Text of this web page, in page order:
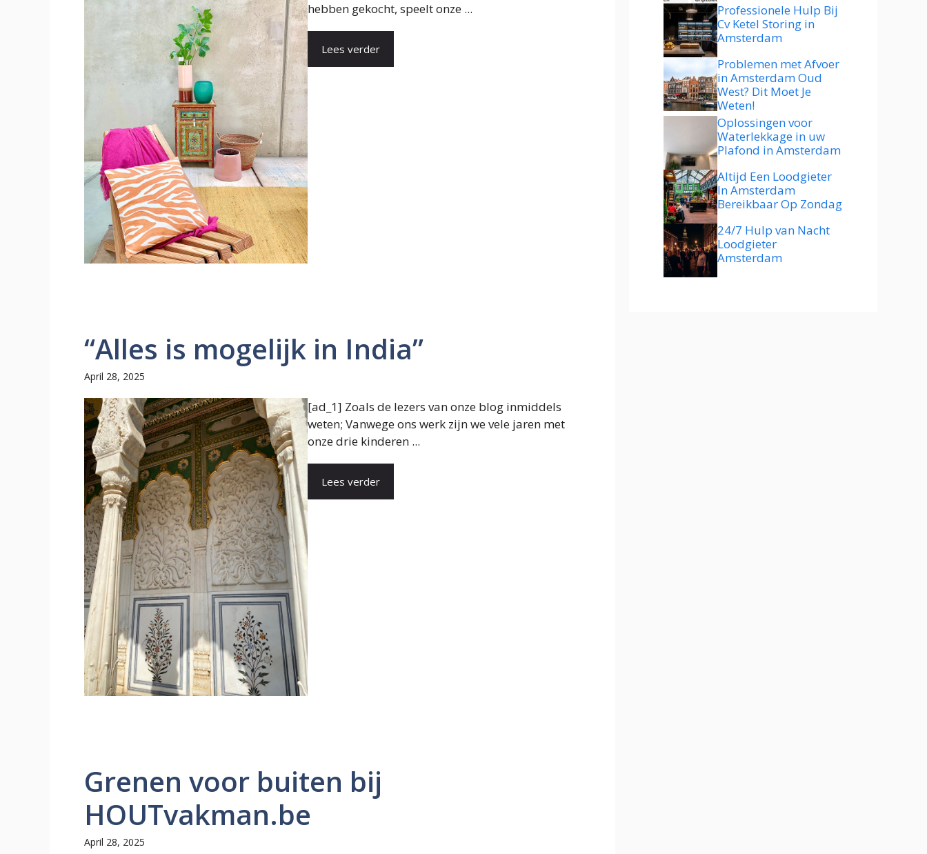
hebben gekocht, speelt onze ...
Lees verder
“Alles is mogelijk in India”
April 28, 2025
[ad_1] Zoals de lezers van onze blog inmiddels
weten; Vanwege ons werk zijn we vele jaren met
onze drie kinderen ...
Lees verder
Grenen voor buiten bij
HOUTvakman.be
April 28, 2025
Professionele Hulp Bij
Cv Ketel Storing in
Amsterdam
Problemen met Afvoer
in Amsterdam Oud
West? Dit Moet Je
Weten!
Oplossingen voor
Waterlekkage in uw
Plafond in Amsterdam
Altijd Een Loodgieter
In Amsterdam
Bereikbaar Op Zondag
24/7 Hulp van Nacht
Loodgieter
Amsterdam